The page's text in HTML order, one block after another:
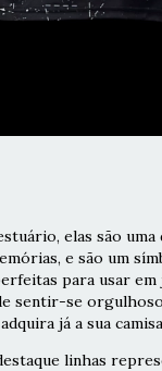
elas são
e são um
para usar
sentir-se
já a sua
linhas